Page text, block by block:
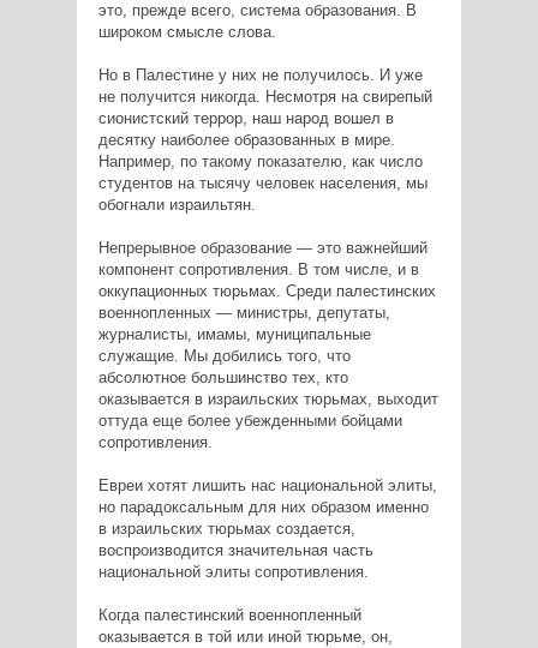
это, прежде всего, система образования. В
широком смысле слова.
Но в Палестине у них не получилось. И уже
не получится никогда. Несмотря на свирепый
сионистский террор, наш народ вошел в
десятку наиболее образованных в мире.
Например, по такому показателю, как число
студентов на тысячу человек населения, мы
обогнали израильтян.
Непрерывное образование — это важнейший
компонент сопротивления. В том числе, и в
оккупационных тюрьмах. Среди палестинских
военнопленных — министры, депутаты,
журналисты, имамы, муниципальные
служащие. Мы добились того, что
абсолютное большинство тех, кто
оказывается в израильских тюрьмах, выходит
оттуда еще более убежденными бойцами
сопротивления.
Евреи хотят лишить нас национальной элиты,
но парадоксальным для них образом именно
в израильских тюрьмах создается,
воспроизводится значительная часть
национальной элиты сопротивления.
Когда палестинский военнопленный
оказывается в той или иной тюрьме, он,